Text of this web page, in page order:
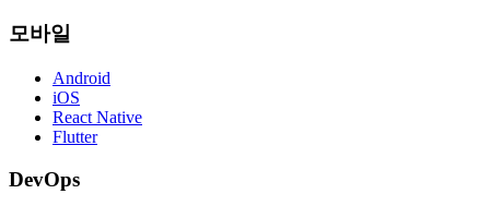
모바일
Android
iOS
React Native
Flutter
DevOps